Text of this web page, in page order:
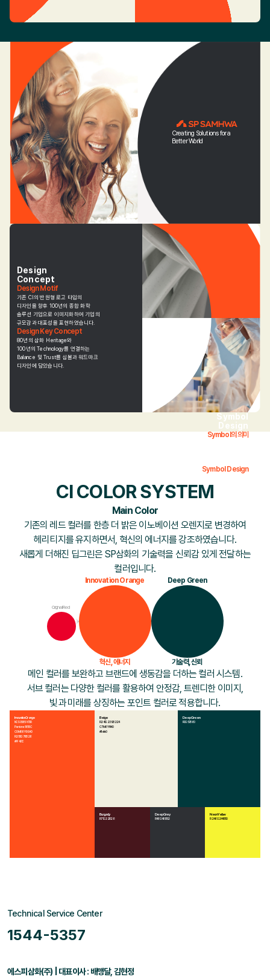
Creating Solutions for a
Better World
Design
Concept
Design Motif
기존 CI의 반원형 로고 타입의
디자인을 향후 100년의 종합 화학
솔루션 기업으로 이미지화하여 기업의
규모감과 대표성을 표현하였습니다.
Design Key Concept
80년의 삼화 Heritage와
100년의 Technology를 연결하는
Balance 및 Trust를 심볼과 워드마크
디자인에 담았습니다.
Symbol
Design
Symbol의 의미
Symbol Design
현재와 미래, 사람과 기술, 삶과 혁신을
균형감 있게 이어가는 SP SAMHWA만의
CI COLOR SYSTEM
Main Color
기존의 레드 컬러를 한층 더 밝은 이노베이션 오렌지로 변경하여
헤리티지를 유지하면서, 혁신의 에너지를 강조하였습니다.
새롭게 더해진 딥그린은 SP삼화의 기술력을 신뢰감 있게 전달하는
컬러입니다.
Original Red
Innovation Orange
혁신, 에너지
Deep Green
기술력, 신뢰
메인 컬러를 보완하고 브랜드에 생동감을 더하는 컬러 시스템.
서브 컬러는 다양한 컬러를 활용하여 안정감, 트렌디한 이미지,
빛과 미래를 상징하는 포인트 컬러로 적용합니다.
Innovation Orange
NCS 0585-Y70R
Pantone 1655 C
C 0 M 88 Y 99 K 0
R 255 G 78 B 28
#FF4E1C
Beige
R 241 G 239 B 224
C 7 M 6 Y 14 K 0
#f1efe0
Deep Green
R 0 G 57 B 60
Burgundy
R 71 G 22 B 28
Deep Grey
R 46 G 48 B 52
Neon Yellow
R 246 G 244 B 50
Technical Service Center
1544-5357
에스피삼화(주) | 대표이사 : 배맹달, 김현정